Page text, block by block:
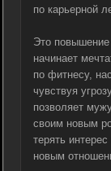
по карьерной
Это
начинает
по фитнесу,
чувствуя
позволяет
своим новым
терять
новым